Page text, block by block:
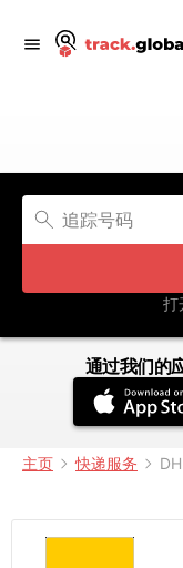
打
通过我们的
主页 快递服务